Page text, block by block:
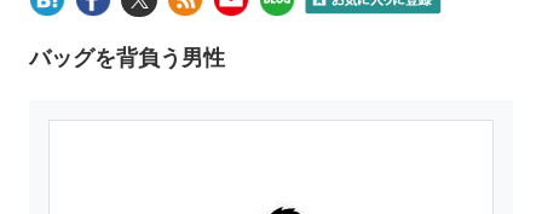
バッグを背負う男性